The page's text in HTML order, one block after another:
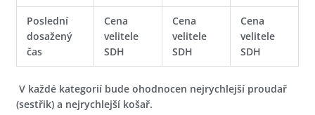
Poslední
dosažený
čas
Cena
velitele
SDH
Cena
velitele
SDH
Cena
velitele
SDH
V každé kategorií bude ohodnocen nejrychlejší proudař
(sestřik) a nejrychlejší košař.